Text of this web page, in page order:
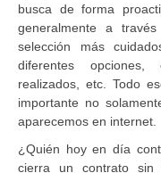
busca de forma
generalmente a
selección más
diferentes opciones,
realizados, etc. Todo
importante no
aparecemos en internet.
¿Quién hoy en día
cierra un contrato